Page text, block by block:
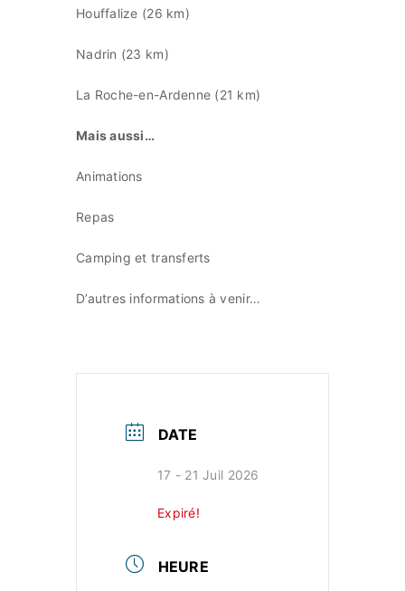
Houffalize (26 km)
Nadrin (23 km)
La Roche-en-Ardenne (21 km)
Mais aussi…
Animations
Repas
Camping et transferts
D’autres informations à venir…
DATE
17 - 21 Juil 2026
Expiré!
HEURE